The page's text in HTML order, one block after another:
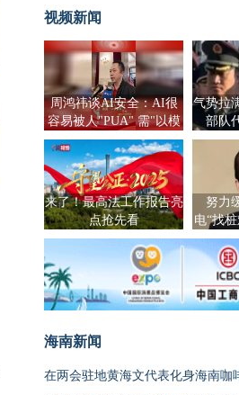
视频新闻
周鸿祎谈AI安全：AI很
容易被人"PUA" 需"以模
制模"
气势拉
部队
来了！最高法工作报告亮
点抢先看
努力
电“找
海南新闻
在两会驻地黄海文代表化身海南咖